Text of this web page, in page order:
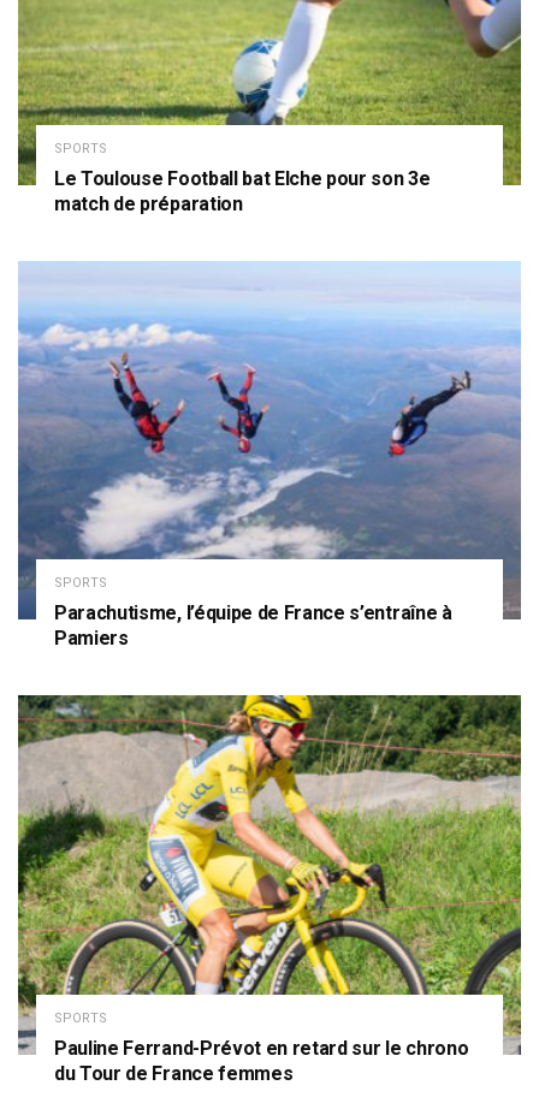
SPORTS
Le Toulouse Football bat Elche pour son 3e
match de préparation
SPORTS
Parachutisme, l’équipe de France s’entraîne à
Pamiers
SPORTS
Pauline Ferrand-Prévot en retard sur le chrono
du Tour de France femmes